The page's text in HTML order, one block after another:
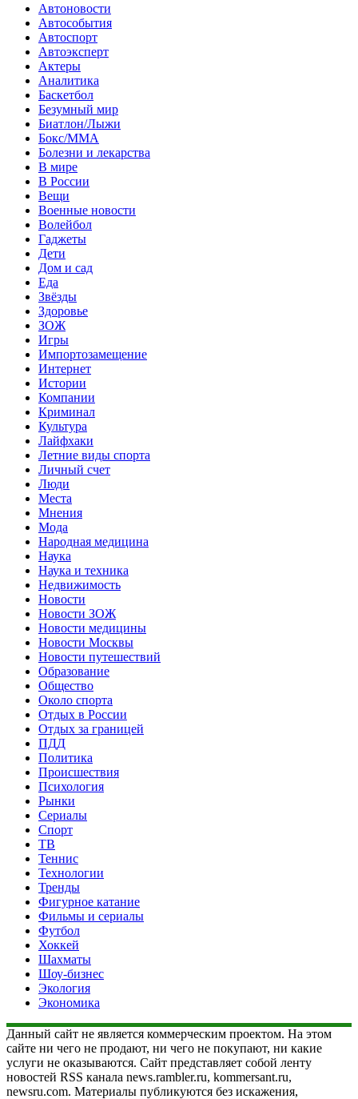
Автоновости
Автособытия
Автоспорт
Автоэксперт
Актеры
Аналитика
Баскетбол
Безумный мир
Биатлон/Лыжи
Бокс/MMA
Болезни и лекарства
В мире
В России
Вещи
Военные новости
Волейбол
Гаджеты
Дети
Дом и сад
Еда
Звёзды
Здоровье
ЗОЖ
Игры
Импортозамещение
Интернет
Истории
Компании
Криминал
Культура
Лайфхаки
Летние виды спорта
Личный счет
Люди
Места
Мнения
Мода
Народная медицина
Наука
Наука и техника
Недвижимость
Новости
Новости ЗОЖ
Новости медицины
Новости Москвы
Новости путешествий
Образование
Общество
Около спорта
Отдых в России
Отдых за границей
ПДД
Политика
Происшествия
Психология
Рынки
Сериалы
Спорт
ТВ
Теннис
Технологии
Тренды
Фигурное катание
Фильмы и сериалы
Футбол
Хоккей
Шахматы
Шоу-бизнес
Экология
Экономика
Данный сайт не является коммерческим проектом. На этом
сайте ни чего не продают, ни чего не покупают, ни какие
услуги не оказываются. Сайт представляет собой ленту
новостей RSS канала news.rambler.ru, kommersant.ru,
newsru.com. Материалы публикуются без искажения,